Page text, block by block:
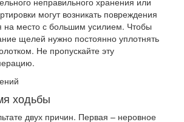
могут возникать повреждения
на место с большим усилием. Чтобы
щелей нужно постоянно уплотнять
Не пропускайте эту
ходьбы
двух причин. Первая – неровное